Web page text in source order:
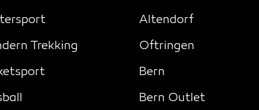
Trekking
Altendorf
Oftringen
Bern
Bern Outlet